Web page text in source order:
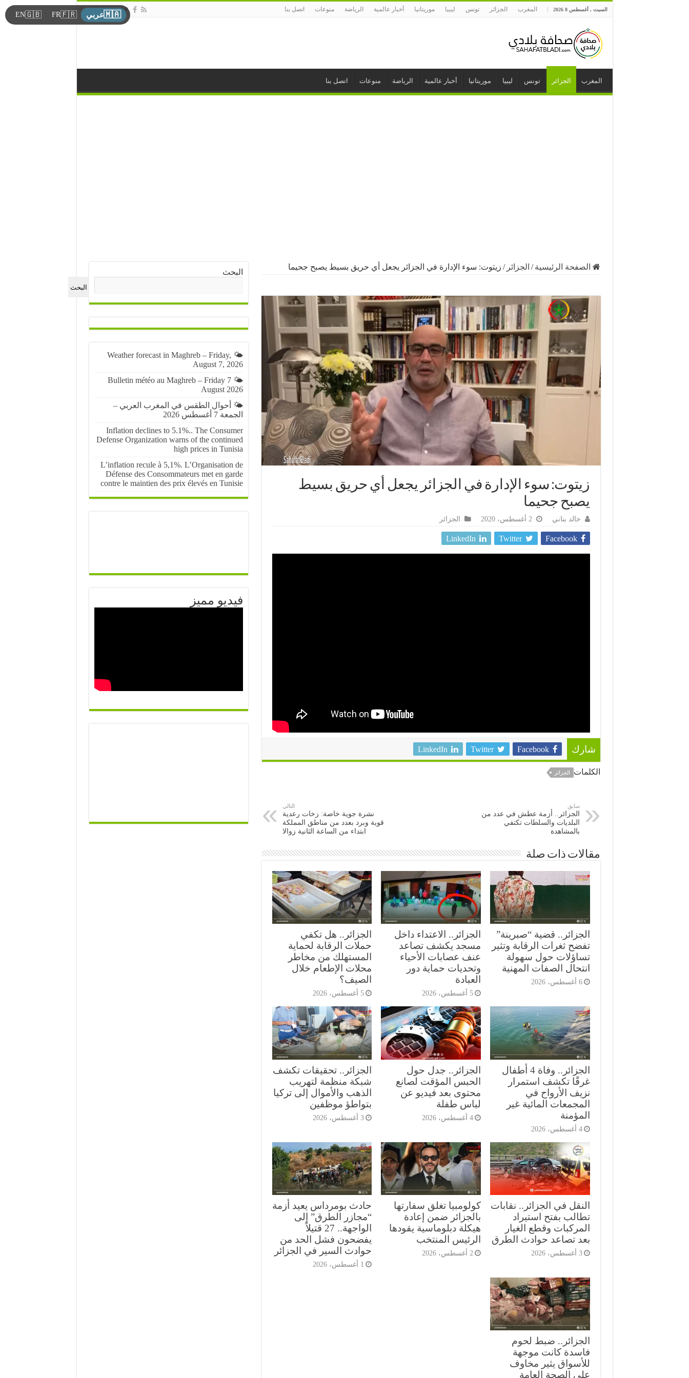
السبت , أغسطس 8 2026 المغرب الجزائر تونس ليبيا موريتانيا أخبار عالمية الرياضة منوعات اتصل بنا
المغرب الجزائر تونس ليبيا موريتانيا أخبار عالمية الرياضة منوعات اتصل بنا
الصفحة الرئيسية / الجزائر / زيتوت: سوء الإدارة في الجزائر يجعل أي حريق بسيط يصبح جحيما
زيتوت: سوء الإدارة في الجزائر يجعل أي حريق بسيط
يصبح جحيما
خالد بناني 2 أغسطس، 2020 الجزائر
Facebook
Twitter
LinkedIn
شارك Facebook
Twitter
LinkedIn
الكلمات الجزائر
سابق
الجزائر.. أزمة عطش في عدد من
البلديات والسلطات تكتفي
بالمشاهدة
التالى
نشرة جوية خاصة: زخات رعدية
قوية وبرد بعدد من مناطق المملكة
ابتداء من الساعة الثانية زوالا
مقالات ذات صلة
الجزائر.. قضية “صبرينة”
تفضح ثغرات الرقابة وتثير
تساؤلات حول سهولة
انتحال الصفات المهنية
6 أغسطس، 2026
الجزائر.. الاعتداء داخل
مسجد يكشف تصاعد
عنف عصابات الأحياء
وتحديات حماية دور
العبادة
5 أغسطس، 2026
الجزائر.. هل تكفي
حملات الرقابة لحماية
المستهلك من مخاطر
محلات الإطعام خلال
الصيف؟
5 أغسطس، 2026
الجزائر.. وفاة 4 أطفال
غرقًا تكشف استمرار
نزيف الأرواح في
المجمعات المائية غير
المؤمنة
4 أغسطس، 2026
الجزائر.. جدل حول
الحبس المؤقت لصانع
محتوى بعد فيديو عن
لباس طفلة
4 أغسطس، 2026
الجزائر.. تحقيقات تكشف
شبكة منظمة لتهريب
الذهب والأموال إلى تركيا
بتواطؤ موظفين
3 أغسطس، 2026
النقل في الجزائر.. نقابات
تطالب بفتح استيراد
المركبات وقطع الغيار
بعد تصاعد حوادث الطرق
3 أغسطس، 2026
كولومبيا تغلق سفارتها
بالجزائر ضمن إعادة
هيكلة دبلوماسية يقودها
الرئيس المنتخب
2 أغسطس، 2026
حادث بومرداس يعيد أزمة
“مجازر الطرق” إلى
الواجهة.. 27 قتيلاً
يفضحون فشل الحد من
حوادث السير في الجزائر
1 أغسطس، 2026
الجزائر.. ضبط لحوم
فاسدة كانت موجهة
للأسواق يثير مخاوف
على الصحة العامة
البحث
البحث
🌤️ Weather forecast in Maghreb – Friday,
August 7, 2026
🌤️ Bulletin météo au Maghreb – Friday 7
August 2026
🌤️ أحوال الطقس في المغرب العربي –
الجمعة 7 أغسطس 2026
Inflation declines to 5.1%.. The Consumer
Defense Organization warns of the continued
high prices in Tunisia
L’inflation recule à 5,1%. L’Organisation de
Défense des Consommateurs met en garde
contre le maintien des prix élevés en Tunisie
فيديو مميز
🇲🇦عربي 🇫🇷
FR
🇬🇧
EN